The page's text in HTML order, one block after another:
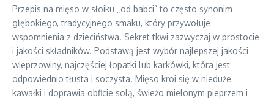
Przepis na mięso w słoiku „od babci” to często synonim
głębokiego, tradycyjnego smaku, który przywołuje
wspomnienia z dzieciństwa. Sekret tkwi zazwyczaj w prostocie
i jakości składników. Podstawą jest wybór najlepszej jakości
wieprzowiny, najczęściej łopatki lub karkówki, która jest
odpowiednio tłusta i soczysta. Mięso kroi się w nieduże
kawałki i doprawia obficie solą, świeżo mielonym pieprzem i